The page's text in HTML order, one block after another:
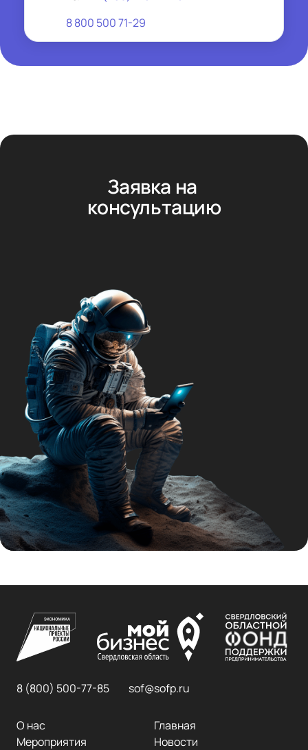
8 800 500 71-29
Заявка на
консультацию
8 (800) 500-77-85 sof@sofp.ru
Главная
О нас
Новости
Мероприятия